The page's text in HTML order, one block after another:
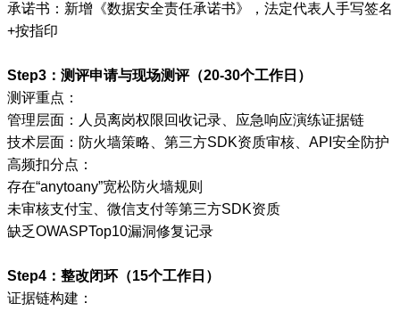
承诺书：新增《数据安全责任承诺书》，法定代表人手写签名
+按指印
Step3：测评申请与现场测评（20-30个工作日）
测评重点：
管理层面：人员离岗权限回收记录、应急响应演练证据链
技术层面：防火墙策略、第三方SDK资质审核、API安全防护
高频扣分点：
存在“anytoany”宽松防火墙规则
未审核支付宝、微信支付等第三方SDK资质
缺乏OWASPTop10漏洞修复记录
Step4：整改闭环（15个工作日）
证据链构建：